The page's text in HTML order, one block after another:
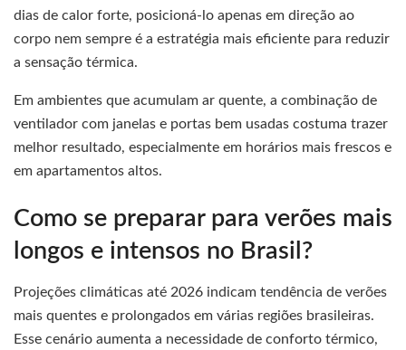
dias de calor forte, posicioná-lo apenas em direção ao
corpo nem sempre é a estratégia mais eficiente para reduzir
a sensação térmica.
Em ambientes que acumulam ar quente, a combinação de
ventilador com janelas e portas bem usadas costuma trazer
melhor resultado, especialmente em horários mais frescos e
em apartamentos altos.
Como se preparar para verões mais
longos e intensos no Brasil?
Projeções climáticas até 2026 indicam tendência de verões
mais quentes e prolongados em várias regiões brasileiras.
Esse cenário aumenta a necessidade de conforto térmico,